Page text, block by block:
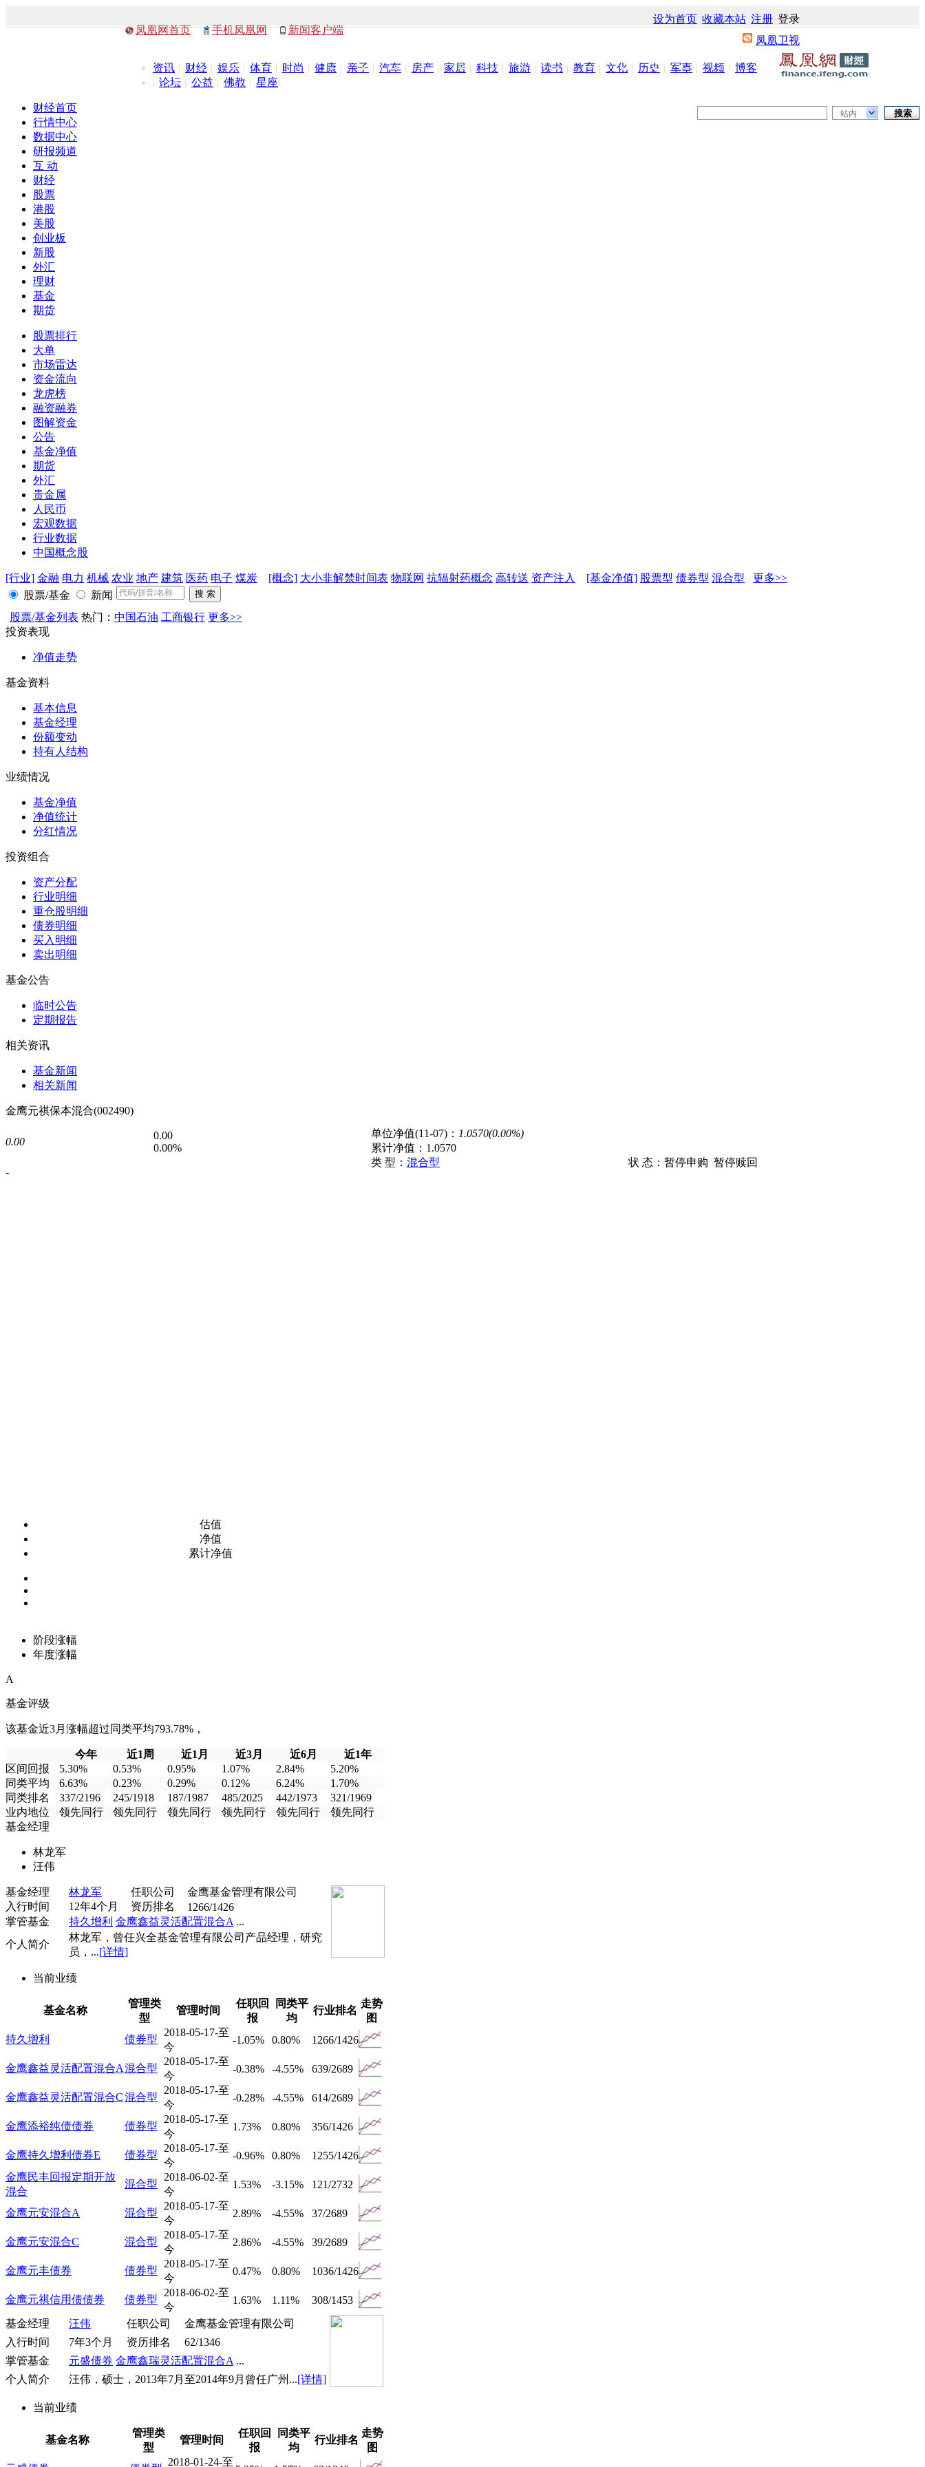
凤凰网首页 手机凤凰网 新闻客户端
设为首页 收藏本站 注册 登录
凤凰卫视
资讯 财经 娱乐 体育 时尚 健康 亲子 汽车 房产 家居 科技 旅游 读书 教育 文化 历史 军事 视频
博客
论坛
公益 佛教 星座
站内
财经首页
行情中心
数据中心
研报频道
互 动
财经
股票
港股
美股
创业板
新股
外汇
理财
基金
期货
股票排行
大单
市场雷达
资金流向
龙虎榜
融资融券
图解资金
公告
基金净值
期货
外汇
贵金属
人民币
宏观数据
行业数据
中国概念股
[行业] 金融 电力 机械 农业 地产 建筑 医药 电子 煤炭 [概念] 大小非解禁时间表 物联网 抗辐射药概念 高转送 资产注入 [基金净值] 股票型 债券型 混合型
更多>>
股票/基金
新闻
股票/基金列表 热门： 中国石油 工商银行 更多>>
投资表现
净值走势
基金资料
基本信息
基金经理
份额变动
持有人结构
业绩情况
基金净值
净值统计
分红情况
投资组合
资产分配
行业明细
重仓股明细
债券明细
买入明细
卖出明细
基金公告
临时公告
定期报告
相关资讯
基金新闻
相关新闻
金鹰元祺保本混合(002490)
0.00
0.00
0.00%
-
单位净值(11-07)： 1.0570(0.00%)
累计净值： 1.0570
类 型： 混合型 状 态： 暂停申购 暂停赎回
估值
净值
累计净值
阶段涨幅
年度涨幅
A
基金评级
该基金近3月涨幅超过同类平均793.78%，
今年 近1周 近1月 近3月 近6月
近1年
区间回报
5.30% 0.53% 0.95% 1.07% 2.84%
5.20%
同类平均
6.63% 0.23% 0.29% 0.12% 6.24%
1.70%
同类排名
337/2196 245/1918 187/1987 485/2025 442/1973
321/1969
业内地位
领先同行 领先同行 领先同行 领先同行 领先同行
领先同行
基金经理
林龙军
汪伟
基金经理 林龙军 任职公司
金鹰基金管理有限公司
入行时间
12年4个月 资历排名
1266/1426
掌管基金
持久增利 金鹰鑫益灵活配置混合A ...
个人简介
林龙军，曾任兴全基金管理有限公司产品经理，研究
员，...[详情]
当前业绩
基金名称
管理类
型
管理时间
任职回
报
同类平
均
行业排名
走势
图
持久增利
债券型
2018-05-17-至
今
-1.05% 0.80% 1266/1426
金鹰鑫益灵活配置混合A混合型
2018-05-17-至
今
-0.38% -4.55% 639/2689
金鹰鑫益灵活配置混合C混合型
2018-05-17-至
今
-0.28% -4.55% 614/2689
金鹰添裕纯债债券 债券型
2018-05-17-至
今
1.73% 0.80% 356/1426
金鹰持久增利债券E 债券型
2018-05-17-至
今
-0.96% 0.80%
1255/1426
金鹰民丰回报定期开放
混合
混合型
2018-06-02-至
今
1.53% -3.15% 121/2732
金鹰元安混合A 混合型
2018-05-17-至
今
2.89% -4.55% 37/2689
金鹰元安混合C 混合型
2018-05-17-至
今
2.86% -4.55% 39/2689
金鹰元丰债券 债券型
2018-05-17-至
今
0.47% 0.80% 1036/1426
金鹰元祺信用债债券 债券型
2018-06-02-至
今
1.63% 1.11%
308/1453
基金经理
汪伟 任职公司
金鹰基金管理有限公司
入行时间
7年3个月 资历排名
62/1346
掌管基金
元盛债券 金鹰鑫瑞灵活配置混合A ...
个人简介
汪伟，硕士，2013年7月至2014年9月曾任广州...[详情]
当前业绩
基金名称
管理类
型
管理时间
任职回
报
同类平
均
行业排名
走势
图
2018-01-24-至